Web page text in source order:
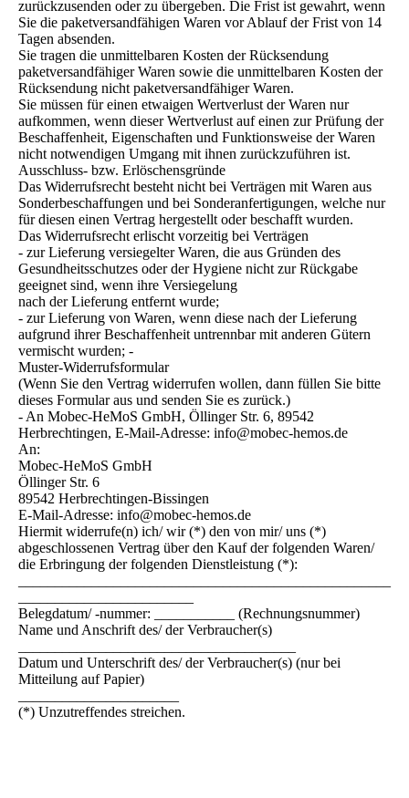
zurückzusenden oder zu übergeben. Die Frist ist gewahrt, wenn
Sie die paketversandfähigen Waren vor Ablauf der Frist von 14
Tagen absenden.
Sie tragen die unmittelbaren Kosten der Rücksendung
paketversandfähiger Waren sowie die unmittelbaren Kosten der
Rücksendung nicht paketversandfähiger Waren.
Sie müssen für einen etwaigen Wertverlust der Waren nur
aufkommen, wenn dieser Wertverlust auf einen zur Prüfung der
Beschaffenheit, Eigenschaften und Funktionsweise der Waren
nicht notwendigen Umgang mit ihnen zurückzuführen ist.
Ausschluss- bzw. Erlöschensgründe
Das Widerrufsrecht besteht nicht bei Verträgen mit Waren aus
Sonderbeschaffungen und bei Sonderanfertigungen, welche nur
für diesen einen Vertrag hergestellt oder beschafft wurden.
Das Widerrufsrecht erlischt vorzeitig bei Verträgen
- zur Lieferung versiegelter Waren, die aus Gründen des
Gesundheitsschutzes oder der Hygiene nicht zur Rückgabe
geeignet sind, wenn ihre Versiegelung
nach der Lieferung entfernt wurde;
- zur Lieferung von Waren, wenn diese nach der Lieferung
aufgrund ihrer Beschaffenheit untrennbar mit anderen Gütern
vermischt wurden; -
Muster-Widerrufsformular
(Wenn Sie den Vertrag widerrufen wollen, dann füllen Sie bitte
dieses Formular aus und senden Sie es zurück.)
- An Mobec-HeMoS GmbH, Öllinger Str. 6, 89542
Herbrechtingen, E-Mail-Adresse: info@mobec-hemos.de
An:
Mobec-HeMoS GmbH
Öllinger Str. 6
89542 Herbrechtingen-Bissingen
E-Mail-Adresse: info@mobec-hemos.de
Hiermit widerrufe(n) ich/ wir (*) den von mir/ uns (*)
abgeschlossenen Vertrag über den Kauf der folgenden Waren/
die Erbringung der folgenden Dienstleistung (*):
Belegdatum/ -nummer: ___________ (Rechnungsnummer)
Name und Anschrift des/ der Verbraucher(s)
Datum und Unterschrift des/ der Verbraucher(s) (nur bei
Mitteilung auf Papier)
(*) Unzutreffendes streichen.